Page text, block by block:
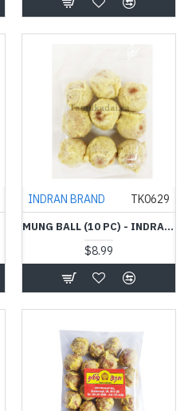
INDRAN BRAND TK0629
MUNG BALL (10 PC) - INDRAN - பயற்றம் உருண்டை
$8.99